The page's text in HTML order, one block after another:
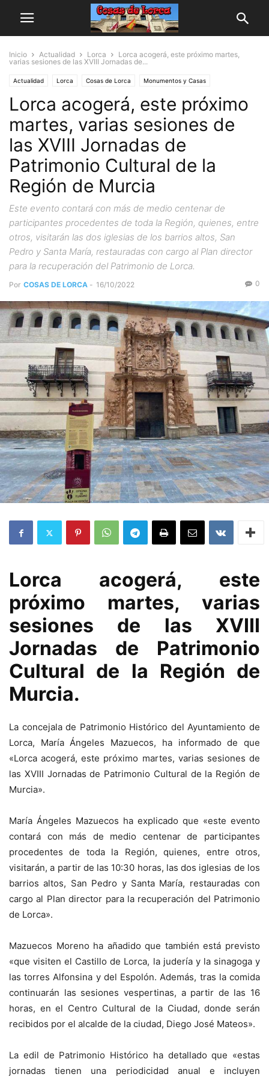
Inicio Actualidad Lorca
Lorca acogerá, este próximo martes,
varias sesiones de las XVIII Jornadas de...
Actualidad Lorca Cosas de Lorca Monumentos y Casas
Lorca acogerá, este próximo
martes, varias sesiones de
las XVIII Jornadas de
Patrimonio Cultural de la
Región de Murcia
Este evento contará con más de medio centenar de
participantes procedentes de toda la Región, quienes, entre
otros, visitarán las dos iglesias de los barrios altos, San
Pedro y Santa María, restauradas con cargo al Plan director
para la recuperación del Patrimonio de Lorca.
Por COSAS DE LORCA - 16/10/2022 0
Lorca acogerá, este
próximo martes, varias
sesiones de las XVIII
Jornadas de Patrimonio
Cultural de la Región de
Murcia.
La concejala de Patrimonio Histórico del Ayuntamiento de
Lorca, María Ángeles Mazuecos, ha informado de que
«Lorca acogerá, este próximo martes, varias sesiones de
las XVIII Jornadas de Patrimonio Cultural de la Región de
Murcia».
María Ángeles Mazuecos ha explicado que «este evento
contará con más de medio centenar de participantes
procedentes de toda la Región, quienes, entre otros,
visitarán, a partir de las 10:30 horas, las dos iglesias de los
barrios altos, San Pedro y Santa María, restauradas con
cargo al Plan director para la recuperación del Patrimonio
de Lorca».
Mazuecos Moreno ha añadido que también está previsto
«que visiten el Castillo de Lorca, la judería y la sinagoga y
las torres Alfonsina y del Espolón. Además, tras la comida
continuarán las sesiones vespertinas, a partir de las 16
horas, en el Centro Cultural de la Ciudad, donde serán
recibidos por el alcalde de la ciudad, Diego José Mateos».
La edil de Patrimonio Histórico ha detallado que «estas
jornadas tienen una periodicidad anual e incluyen